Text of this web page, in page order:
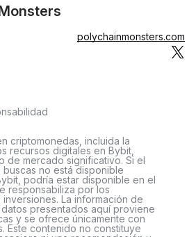
polychainmonsters.com
criptomonedas, incluida la
recursos digitales en Bybit,
de mercado significativo. Si el
no está disponible
podría estar disponible en el
responsabiliza por los
La información de
presentados aquí proviene
y se ofrece únicamente con
Este contenido no constituye